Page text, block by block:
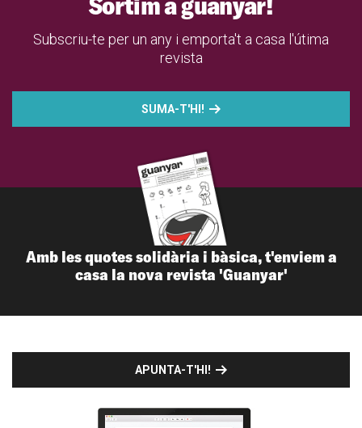
Subscriu-te per un any i emporta't a casa l'útima
revista
SUMA-T'HI!
Amb les quotes solidària i bàsica, t'enviem a
casa la nova revista 'Guanyar'
APUNTA-T'HI!